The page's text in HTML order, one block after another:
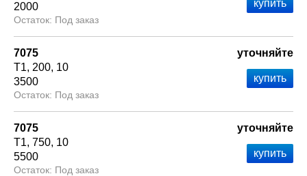
2000
Под заказ
7075
Т1 200 10
3500
Под заказ
уточняйте
7075
Т1 750 10
5500
Под заказ
уточняйте